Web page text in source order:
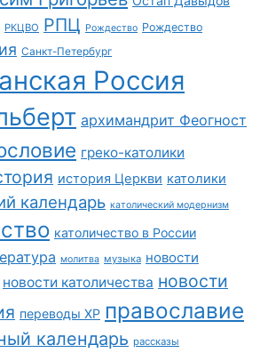
РКЦВО РПЦ Рождество Рождество
Санкт-Петербург
Россия
архимандрит Феогност
греко-католики
история Церкви католики
календарь католический модернизм
католичество в России
молитва музыка новости
новости католичества новости
переводы ХР православие
календарь рассказы